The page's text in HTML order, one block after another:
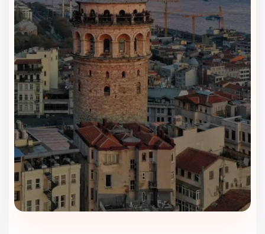
مناسب برای سفرهای کاری
موقعیت مرکزی هتل و فضای مرتب آن، ریچموند استانبول را برای
سفرهای کاری هم مناسب می‌کند. مسافرانی که برای جلسه،
نمایشگاه یا کارهای اداری به استانبول می‌روند، می‌توانند از
موقعیت خوب هتل و دسترسی راحت به مسیرهای شهری استفاده
کنند.
چرا هتل ریچموند استانبول را با
ویداگشت رزرو کنیم؟
رزروهتل ریچموند استانبولاز طریق ویداگشت، انتخاب اقامت در
یکی از بهترین موقعیت‌های شهری استانبول را راحت‌تر و مطمئن‌تر
می‌کند. این هتل برای مسافرانی مناسب است که می‌خواهند نزدیک